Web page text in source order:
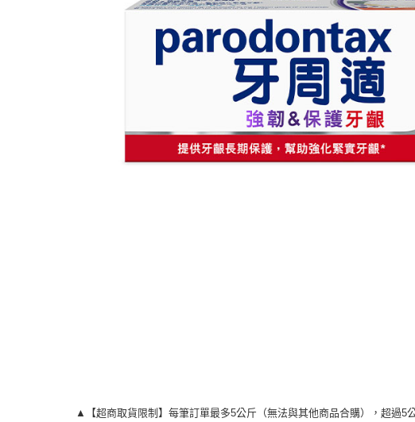
▲【超商取貨限制】每筆訂單最多5公斤（無法與其他商品合購），超過5